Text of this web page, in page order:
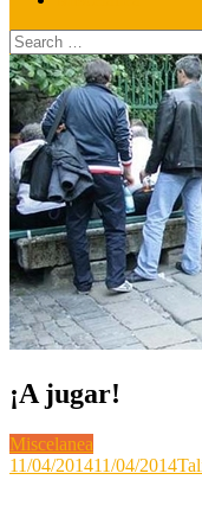
Search
for:
¡A jugar!
Miscelanea
11/04/201411/04/2014